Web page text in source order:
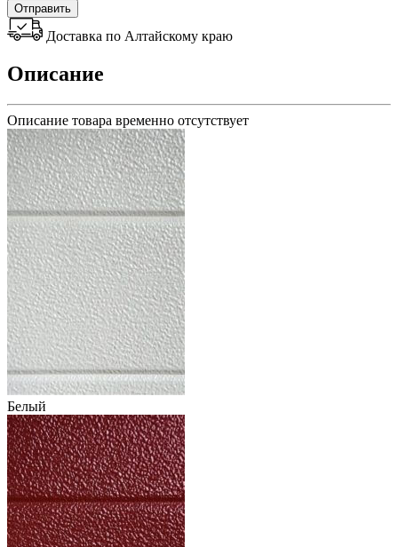
Отправить
Доставка по Алтайскому краю
Описание
Описание товара временно отсутствует
Белый